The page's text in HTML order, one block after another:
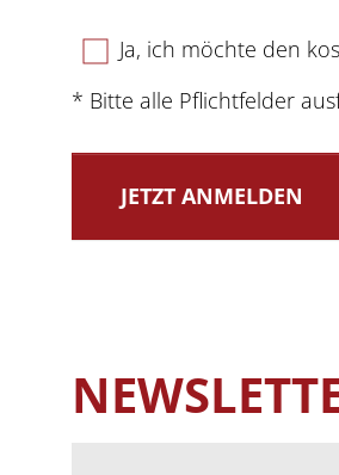
Ja, ich möchte den
* Bitte alle Pflichtfelder